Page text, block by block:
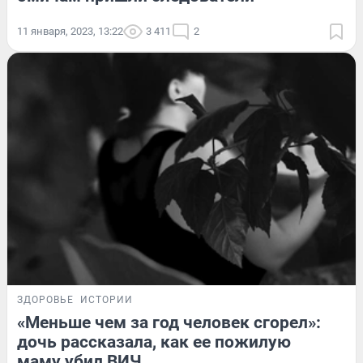
11 января, 2023, 13:22 3 411 2
ЗДОРОВЬЕ ИСТОРИИ
«Меньше чем за год человек сгорел»:
дочь рассказала, как ее пожилую